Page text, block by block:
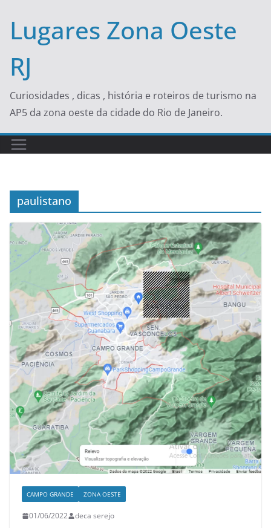
content
Lugares Zona Oeste
RJ
Curiosidades , dicas , história e roteiros de turismo na
AP5 da zona oeste da cidade do Rio de Janeiro.
paulistano
CAMPO GRANDE ZONA OESTE
01/06/2022 deca serejo